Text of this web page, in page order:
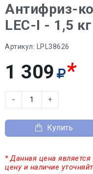
Антифриз-
LEC-I - 1,5 кг
Артикул: LPL38626
1 309 *
− +
Купить
* Данная цена
цену и наличие